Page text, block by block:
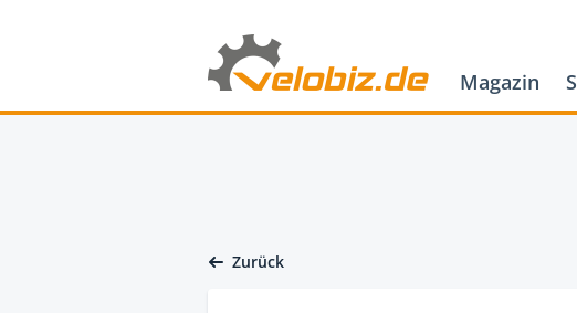
Magazin
Zurück